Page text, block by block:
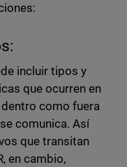
incluir tipos y
que ocurren en
como fuera
comunica. Así
que transitan
en cambio,